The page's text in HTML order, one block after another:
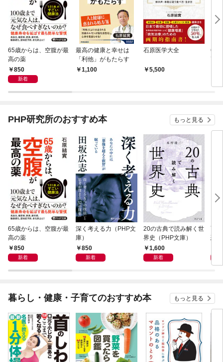
65歳からは、空腹が最
高の薬
850
新着
最高の健康と幸せは
「利他」がもたらす
1,100
石原医学大全
5,500
65
高
PHP研究所のおすすめ本 もっと見る
65歳からは、空腹が最
高の薬
850
新着
深く考える力（PHP文
庫）
850
新着
20の古典で読み解く世
界史（PHP文庫）
1,600
新着
面
恐
暮らし・健康・子育てのおすすめ本 もっと見る